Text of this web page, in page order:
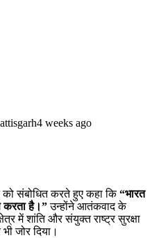
4 weeks ago
को संबोधित करते हुए कहा कि“भारत
करता है।”उन्होंने आतंकवाद के
में शांति और संयुक्त राष्ट्र सुरक्षा
जोर दिया।